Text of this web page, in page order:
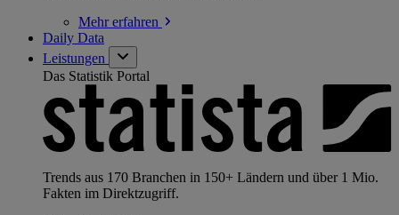
Mehrerfahren
Daily Data
Leistungen
Das Statistik Portal
Trends aus 170 Branchen in 150+ Ländern und über 1 Mio.
Fakten im Direktzugriff.